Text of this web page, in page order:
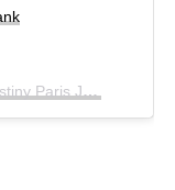
Paris James